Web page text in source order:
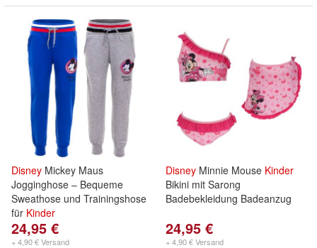
Disney Mickey Maus
Jogginghose – Bequeme
Sweathose und Trainingshose
für Kinder
24,95 €
+ 4,90 € Versand
Disney Minnie Mouse Kinder
Bikini mit Sarong
Badebekleidung Badeanzug
24,95 €
+ 4,90 € Versand